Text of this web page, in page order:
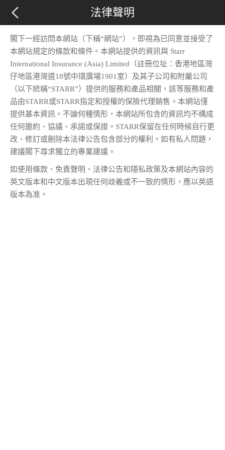
法律聲明
閣下一經訪問本網站（下稱“網站”），即視為已同意並接受了
本網站規定的條款和條件。本網站提供的資訊與 Starr
International Insurance (Asia) Limited（註冊位址：香港地區灣
仔地區港灣道18號中環廣場1901室）及其子公司和附屬公司
（以下統稱“STARR”）提供的服務和產品相關，該等服務和產
品由STARR或STARR指定和授權的保險代理銷售。本網站僅
提供基本資訊。不論何種情形，本網站所包含的資訊均不構成
任何邀約、協議、承諾或保證。STARR保留在任何時候自行更
改、修訂或刪除本法律公告包含部分的權利。如有私人問題，
建議閣下尋求獨立的專業建議。
如使用條款、免責聲明、法律公告和隱私政策及本網站內容的
英文版本和中文版本出現任何歧義或不一致的情形，應以英語
版本為准。